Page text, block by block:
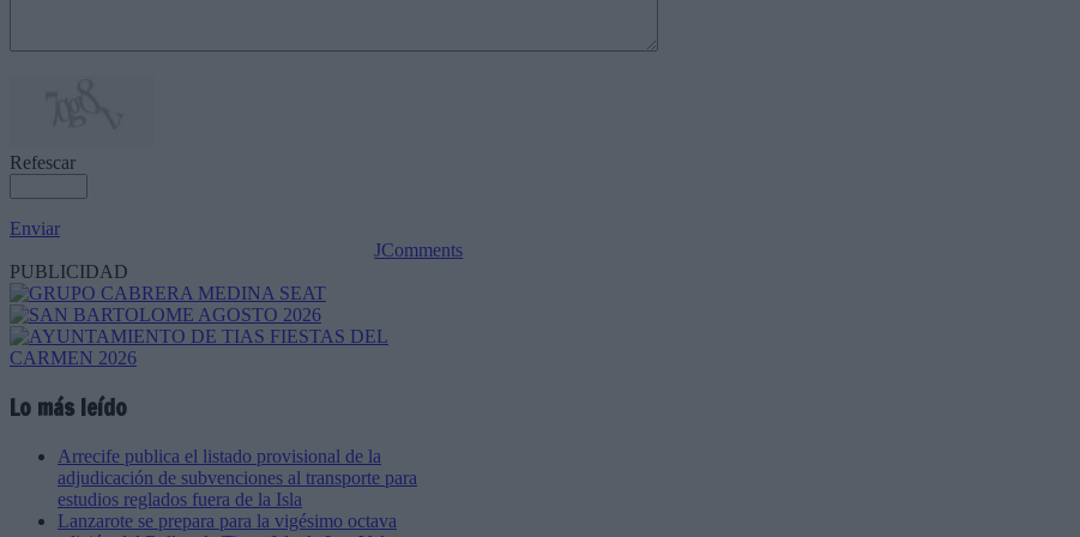
Refescar
Enviar
JComments
PUBLICIDAD
Lo más leído
Arrecife publica el listado provisional de la
adjudicación de subvenciones al transporte para
estudios reglados fuera de la Isla
Lanzarote se prepara para la vigésimo octava